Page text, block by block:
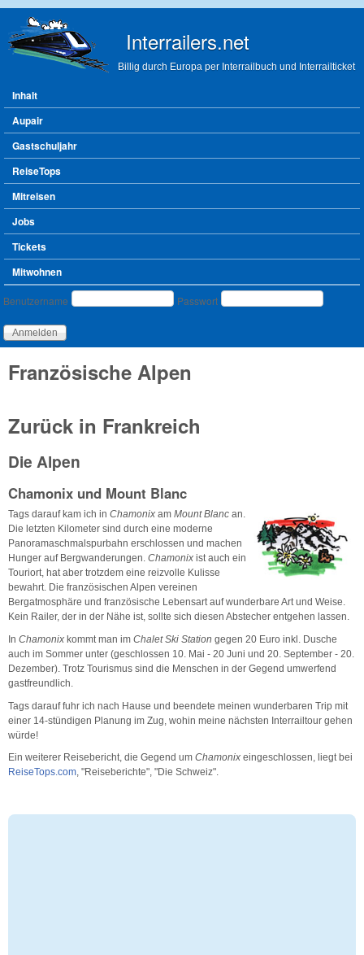
Interrailers.net
Billig durch Europa per Interrailbuch und Interrailticket
Hauptmenü
Inhalt
Aupair
Gastschuljahr
ReiseTops
Mitreisen
Jobs
Tickets
Mitwohnen
Benutzeranmeldung
Benutzername Passwort
Französische Alpen
Zurück in Frankreich
Die Alpen
Chamonix und Mount Blanc
Tags darauf kam ich in Chamonix am Mount Blanc an.
Die letzten Kilometer sind durch eine moderne
Panoramaschmalspurbahn erschlossen und machen
Hunger auf Bergwanderungen. Chamonix ist auch ein
Touriort, hat aber trotzdem eine reizvolle Kulisse
bewahrt. Die französischen Alpen vereinen
Bergatmosphäre und französische Lebensart auf wunderbare Art und Weise.
Kein Railer, der in der Nähe ist, sollte sich diesen Abstecher entgehen lassen.
In Chamonix kommt man im Chalet Ski Station gegen 20 Euro inkl. Dusche
auch im Sommer unter (geschlossen 10. Mai - 20 Juni und 20. September - 20.
Dezember). Trotz Tourismus sind die Menschen in der Gegend umwerfend
gastfreundlich.
Tags darauf fuhr ich nach Hause und beendete meinen wunderbaren Trip mit
einer 14-stündigen Planung im Zug, wohin meine nächsten Interrailtour gehen
würde!
Ein weiterer Reisebericht, die Gegend um Chamonix eingeschlossen, liegt bei
ReiseTops.com, "Reiseberichte", "Die Schweiz".